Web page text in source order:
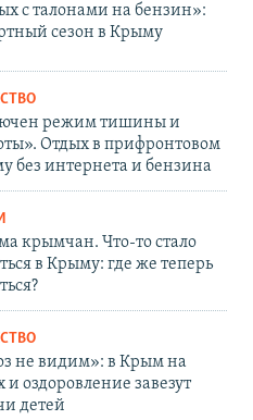
с талонами на бензин»:
сезон в Крыму
режим тишины и
Отдых в прифронтовом
без интернета и бензина
крымчан. Что-то стало
в Крыму: где же теперь
не видим»: в Крым на
и оздоровление завезут
детей